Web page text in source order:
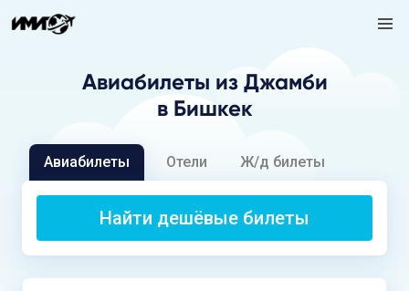
Авиабилеты из Джамби
в Бишкек
Авиабилеты Отели Ж/д билеты
Найти дешёвые билеты